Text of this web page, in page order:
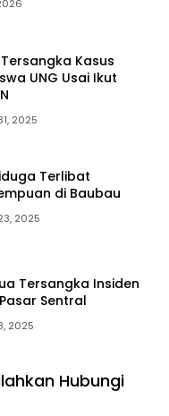
Kasus
UNG Usai Ikut
2025
Terlibat
di Baubau
2025
Tersangka Insiden
Sentral
2025
Hubungi